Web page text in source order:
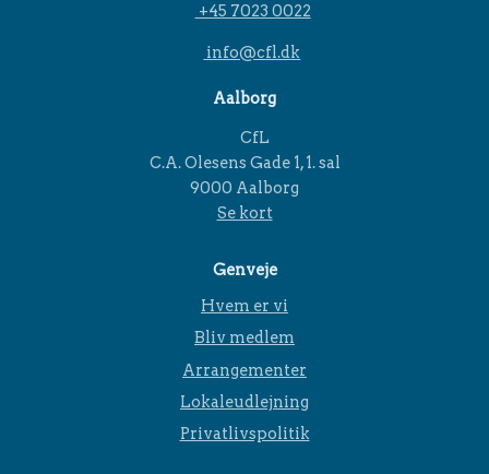
+45 7023 0022
info@cfl.dk
Aalborg
CfL
C.A. Olesens Gade 1, 1. sal
9000 Aalborg
Se kort
Genveje
Hvem er vi
Bliv medlem
Arrangementer
Lokaleudlejning
Privatlivspolitik